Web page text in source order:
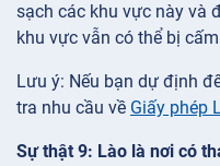
sạch các khu vực này và
khu vực vẫn có thể bị
Lưu ý: Nếu bạn dự định
tra nhu cầu về Giấy phép
Sự thật 9: Lào là nơi có